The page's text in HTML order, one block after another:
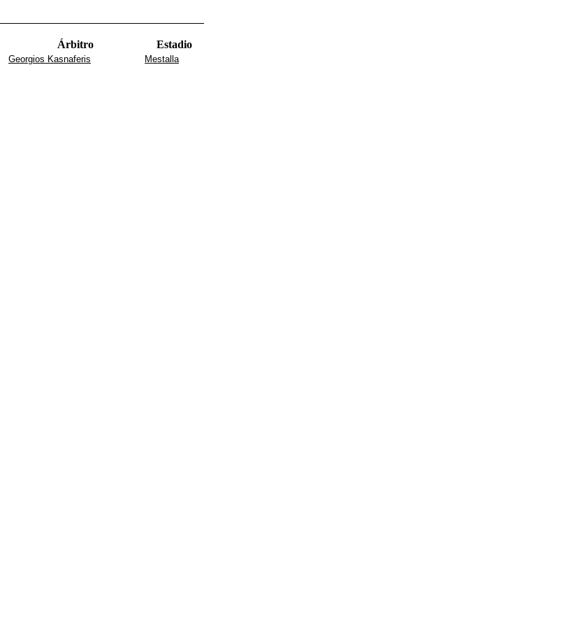
Árbitro Estadio
Georgios Kasnaferis Mestalla